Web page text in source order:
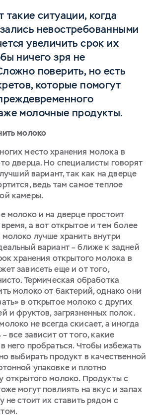
ситуации, когда
невостребованными
увеличить срок их
ничего зря не
поверить, но есть
которые помогут
молочные продукты.
молоко
место хранения молока в
дверца. Но специалисты говорят
вариант, так как на дверце
ведь там самое теплое
камеры.
молоко и на дверце простоит
а вот открытое и тем более
лучше хранить внутри
вариант – ближе к задней
хранения открытого молока в
зависеть еще и от того,
Термическая обработка
молоко от бактерий, однако они
в открытое молоко с других
и фруктов, загрязненных полок.
не всегда скисает, а иногда
все зависит от того, какие
него пробраться. Чтобы избежать
выбирать продукт в качественной
упаковке и плотно
открытого молоко. Продукты с
могут повлиять на вкус и запах
не стоит их ставить рядом с